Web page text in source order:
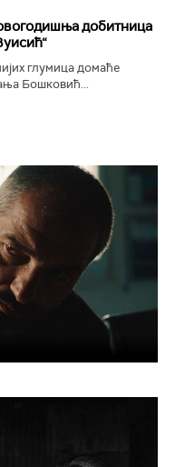
добитница
глумица домаће
Бошковић...